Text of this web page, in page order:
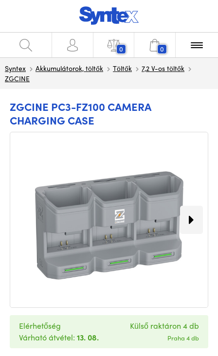
0 0
Syntex Akkumulátorok, töltők Töltők
7,2 V-os töltők
ZGCINE
ZGCINE PC3-FZ100 CAMERA
CHARGING CASE
Elérhetőség
Várható átvétel: 13. 08.
Külső raktáron 4 db
Praha 4 db